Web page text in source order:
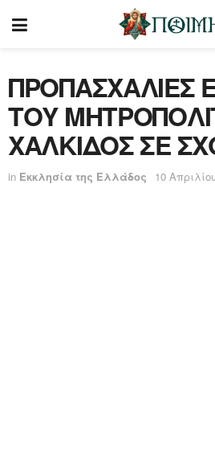
ΠΡΟΠΑΣΧΑΛΙΕΣ
ΤΟΥ
ΧΑΛΚΙΔΟΣ ΣΕ
in Εκκλησία της Ελλάδος 10